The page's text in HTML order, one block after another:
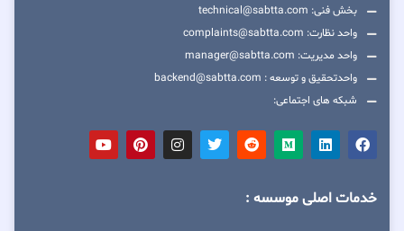
بخش فنی: technical@sabtta.com
واحد نظارت: complaints@sabtta.com
واحد مدیریت: manager@sabtta.com
واحدتحقیق و توسعه : backend@sabtta.com
شبکه های اجتماعی:
خدمات اصلی موسسه :